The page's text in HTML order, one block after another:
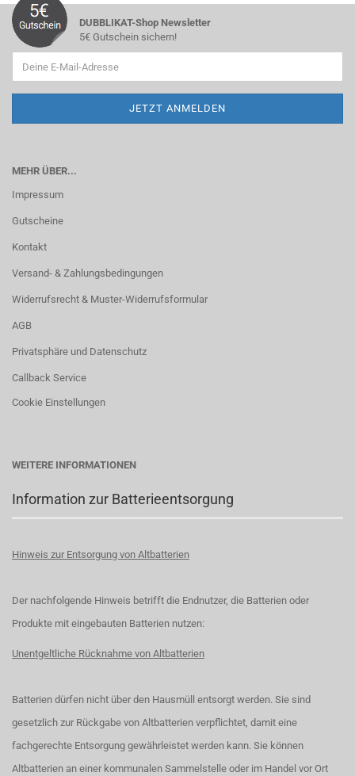
DUBBLIKAT-Shop Newsletter
5€ Gutschein sichern!
MEHR ÜBER...
Impressum
Gutscheine
Kontakt
Versand- & Zahlungsbedingungen
Widerrufsrecht & Muster-Widerrufsformular
AGB
Privatsphäre und Datenschutz
Callback Service
Cookie Einstellungen
WEITERE INFORMATIONEN
Information zur Batterieentsorgung
Hinweis zur Entsorgung von Altbatterien
Der nachfolgende Hinweis betrifft die Endnutzer, die Batterien oder
Produkte mit eingebauten Batterien nutzen:
Unentgeltliche Rücknahme von Altbatterien
Batterien dürfen nicht über den Hausmüll entsorgt werden. Sie sind
gesetzlich zur Rückgabe von Altbatterien verpflichtet, damit eine
fachgerechte Entsorgung gewährleistet werden kann. Sie können
Altbatterien an einer kommunalen Sammelstelle oder im Handel vor Ort